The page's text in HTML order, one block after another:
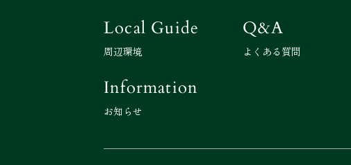
Local Guide
周辺環境
Q&A
よくある質問
Information
お知らせ